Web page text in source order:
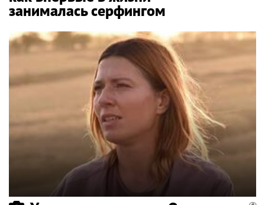
занималась серфингом